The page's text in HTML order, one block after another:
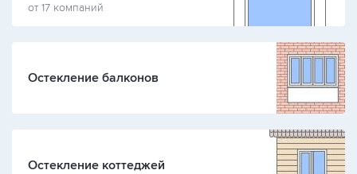
от 17 компаний
Остекление балконов
Остекление коттеджей